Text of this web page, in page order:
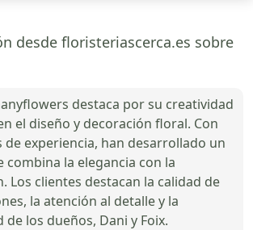
desde floristeriascerca.es sobre
destaca por su creatividad
el diseño y decoración floral. Con
de experiencia, han desarrollado un
combina la elegancia con la
Los clientes destacan la calidad de
la atención al detalle y la
los dueños, Dani y Foix.